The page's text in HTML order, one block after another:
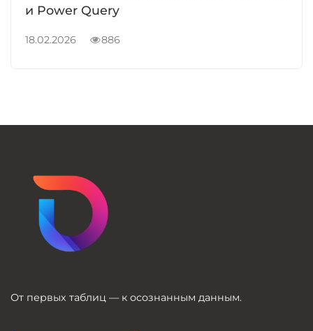
и Power Query
18.02.2026 886
От первых таблиц — к осознанным данным.